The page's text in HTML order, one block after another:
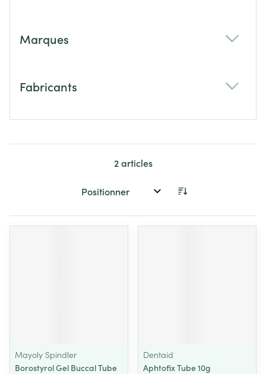
Marques
Fabricants
2articles
Trier par:
Mayoly Spindler
Borostyrol Gel Buccal Tube
Dentaid
Aphtofix Tube 10g